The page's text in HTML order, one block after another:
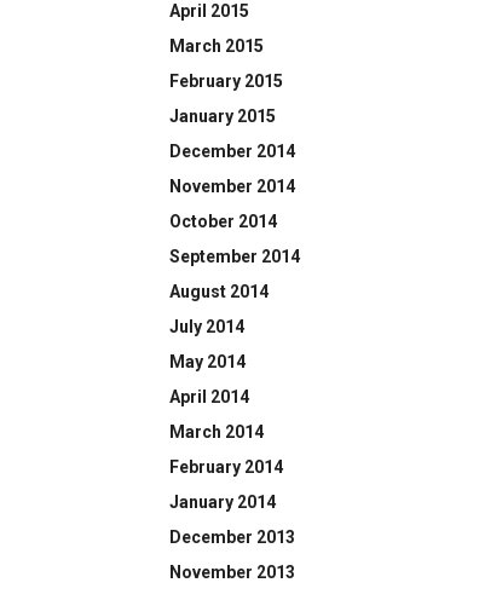
April 2015
March 2015
February 2015
January 2015
December 2014
November 2014
October 2014
September 2014
August 2014
July 2014
May 2014
April 2014
March 2014
February 2014
January 2014
December 2013
November 2013